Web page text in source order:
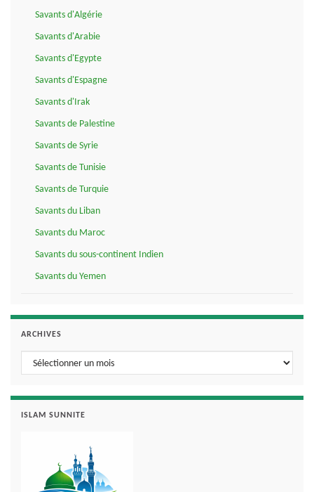
Savants d'Algérie
Savants d'Arabie
Savants d'Egypte
Savants d'Espagne
Savants d'Irak
Savants de Palestine
Savants de Syrie
Savants de Tunisie
Savants de Turquie
Savants du Liban
Savants du Maroc
Savants du sous-continent Indien
Savants du Yemen
ARCHIVES
Archives
ISLAM SUNNITE